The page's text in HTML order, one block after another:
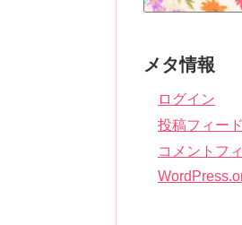
137位 TNKN
メタ情報
ログイン
投稿フィード
コメントフ